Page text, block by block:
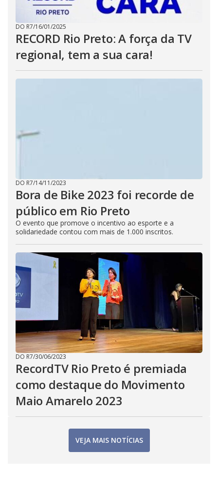
DO R7/16/01/2025
RECORD Rio Preto: A força da TV
regional, tem a sua cara!
DO R7/14/11/2023
Bora de Bike 2023 foi recorde de
público em Rio Preto
O evento que promove o incentivo ao esporte e a
solidariedade contou com mais de 1.000 inscritos.
DO R7/30/06/2023
RecordTV Rio Preto é premiada
como destaque do Movimento
Maio Amarelo 2023
VEJA MAIS NOTÍCIAS